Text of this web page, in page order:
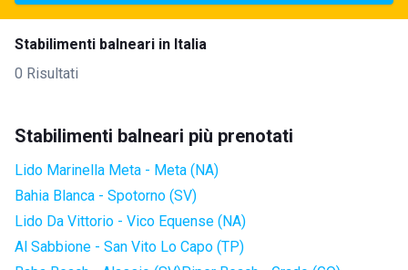
Stabilimenti balneari in Italia
0 Risultati
Stabilimenti balneari più prenotati
Lido Marinella Meta - Meta (NA)
Bahia Blanca - Spotorno (SV)
Lido Da Vittorio - Vico Equense (NA)
Al Sabbione - San Vito Lo Capo (TP)